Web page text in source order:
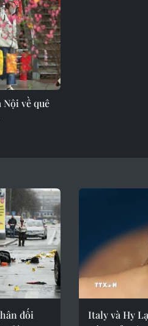
về quê
đối
Italy và Hy